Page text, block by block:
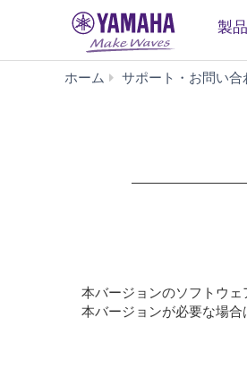
製
ホーム サポート・お問い合
本バージョンのソフトウェ
本バージョンが必要な場合